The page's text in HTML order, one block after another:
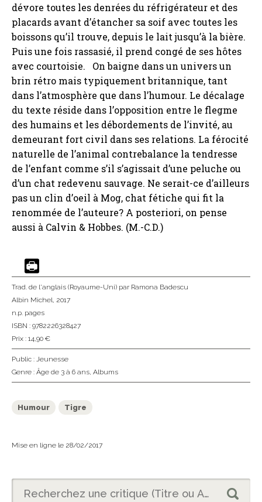
dévore toutes les denrées du réfrigérateur et des
placards avant d’étancher sa soif avec toutes les
boissons qu’il trouve, depuis le lait jusqu’à la bière.
Puis une fois rassasié, il prend congé de ses hôtes
avec courtoisie. On baigne dans un univers un
brin rétro mais typiquement britannique, tant
dans l’atmosphère que dans l’humour. Le décalage
du texte réside dans l’opposition entre le flegme
des humains et les débordements de l’invité, au
demeurant fort civil dans ses relations. La férocité
naturelle de l’animal contrebalance la tendresse
de l’enfant comme s’il s’agissait d’une peluche ou
d’un chat redevenu sauvage. Ne serait-ce d’ailleurs
pas un clin d’oeil à Mog, chat fétiche qui fit la
renommée de l’auteure? A posteriori, on pense
aussi à Calvin & Hobbes. (M.-C.D.)
Trad. de l'anglais (Royaume-Uni) par Ramona Badescu
Albin Michel, 2017
n.p. pages
ISBN : 9782226328427
Prix : 14,90 €
Public : Jeunesse
Genre : Âge de 3 à 6 ans, Albums
Humour Tigre
Mise en ligne le 28/02/2017